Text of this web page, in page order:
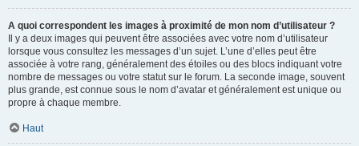
A quoi correspondent les images à proximité de mon nom d’utilisateur ?
Il y a deux images qui peuvent être associées avec votre nom d’utilisateur
lorsque vous consultez les messages d’un sujet. L’une d’elles peut être
associée à votre rang, généralement des étoiles ou des blocs indiquant votre
nombre de messages ou votre statut sur le forum. La seconde image, souvent
plus grande, est connue sous le nom d’avatar et généralement est unique ou
propre à chaque membre.
Haut